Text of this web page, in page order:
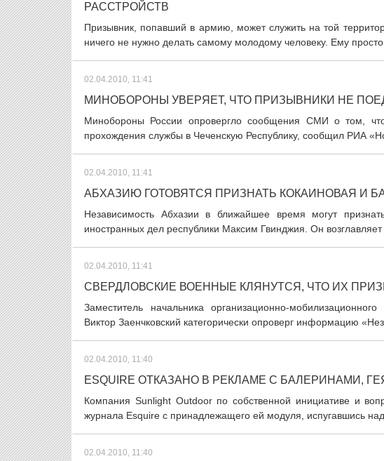
РАССТРОЙСТВ
Призывник, попавший в армию, может служить на той
ничего не нужно делать самому молодому человеку. Ему
02.04.2010, 11:41
МИНОБОРОНЫ УВЕРЯЕТ, ЧТО ПРИЗЫВНИКИ НЕ
Минобороны России опровергло сообщения СМИ о том,
прохождения службы в Чеченскую Республику, сообщил РИА
02.04.2010, 11:41
АБХАЗИЮ ГОТОВЯТСЯ ПРИЗНАТЬ КОКАИНОВАЯ И
Независимость Абхазии в ближайшее время могут
иностранных дел республики Максим Гвинджия. Он
02.04.2010, 11:41
СВЕРДЛОВСКИЕ ВОЕННЫЕ КЛЯНУТСЯ, ЧТО ИХ
Заместитель начальника организационно-
Виктор Заенчковский категорически опроверг информацию
02.04.2010, 11:40
ESQUIRE ОТКАЗАНО В РЕКЛАМЕ С БАЛЕРИНАМИ,
Компания Sunlight Outdoor по собственной инициативе и
журнала Esquire с принадлежащего ей модуля, испугавшись
02.04.2010, 11:40